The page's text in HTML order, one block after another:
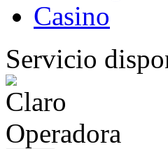
Casino
Servicio
Operadora